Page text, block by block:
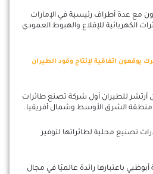
مع عدة أطراف رئيسية في الإمارات
الكهربائية للإقلاع والهبوط العمودي
يوقعون اتفاقية لإنتاج وقود الطيران
آرتشر للطيران أول شركة تصنع طائرات
منطقة الشرق الأوسط وشمال أفريقيا.
تصنيع محلية لطائراتها لتوفير
باعتبارها رائدة عالميًا في مجال